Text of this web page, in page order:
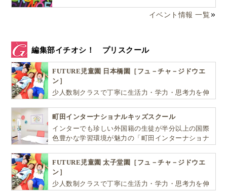
イベント情報 一覧
編集部イチオシ！ プリスクール
FUTURE児童園 日本橋園［フュ－チャ－ジドウエ
ン］
少人数制クラスで丁寧に生活力・学力・思考力を伸
町田インターナショナルキッズスクール
インターでも珍しい外国籍の生徒が半分以上の国際
色豊かな学習環境が魅力の「町田インターナショナ
FUTURE児童園 太子堂園［フュ－チャ－ジドウエ
ン］
少人数制クラスで丁寧に生活力・学力・思考力を伸